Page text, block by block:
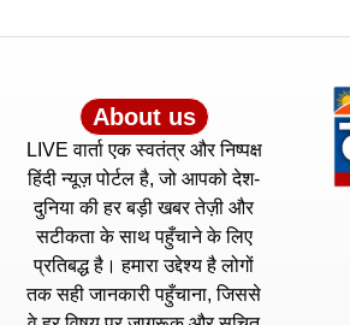
About us
LIVE वार्ता एक स्वतंत्र और निष्पक्ष
हिंदी न्यूज़ पोर्टल है, जो आपको देश-
दुनिया की हर बड़ी खबर तेज़ी और
सटीकता के साथ पहुँचाने के लिए
प्रतिबद्ध है। हमारा उद्देश्य है लोगों
तक सही जानकारी पहुँचाना, जिससे